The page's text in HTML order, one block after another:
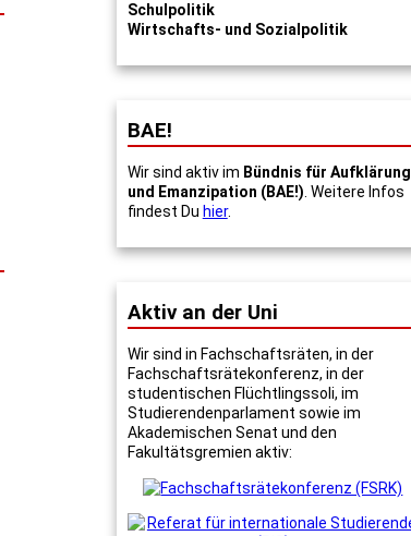
Schulpolitik
Wirtschafts- und Sozialpolitik
BAE!
Wir sind aktiv im Bündnis für Aufklärung
und Emanzipation (BAE!) . Weitere Infos
findest Du hier.
Aktiv an der Uni
Wir sind in Fachschaftsräten, in der
Fachschaftsrätekonferenz, in der
studentischen Flüchtlingssoli, im
Studierendenparlament sowie im
Akademischen Senat und den
Fakultätsgremien aktiv: